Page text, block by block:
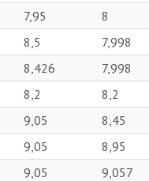
7,95 8
8,5 7,998
8,426 7,998
8,2 8,2
9,05 8,45
9,05 8,95
9,05 9,057